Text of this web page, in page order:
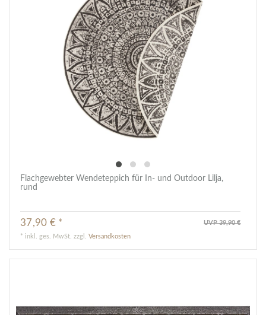
Flachgewebter Wendeteppich für In- und Outdoor Lilja,
rund
UVP 39,90 €
37,90 € *
* inkl. ges. MwSt. zzgl.Versandkosten